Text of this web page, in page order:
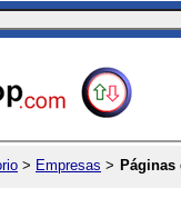
> Empresas >